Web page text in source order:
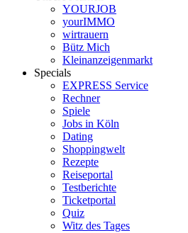
YOURJOB
yourIMMO
wirtrauern
Bütz Mich
Kleinanzeigenmarkt
Specials
EXPRESS Service
Rechner
Spiele
Jobs in Köln
Dating
Shoppingwelt
Rezepte
Reiseportal
Testberichte
Ticketportal
Quiz
Witz des Tages